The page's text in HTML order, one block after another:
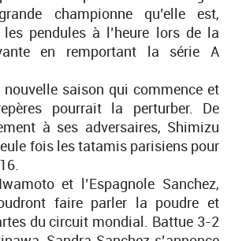
championne qu’elle est,
pendules à l’heure lors de la
en remportant la série A
nouvelle saison qui commence et
pourrait la perturber. De
à ses adversaires, Shimizu
fois les tatamis parisiens pour
et l’Espagnole Sanchez,
faire parler la poudre et
du circuit mondial. Battue 3-2